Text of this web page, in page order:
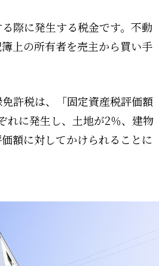
際に発生する税金です。不動
上の所有者を売主から買い手
許税は、「固定資産税評価額
れに発生し、土地が2％、建物
額に対してかけられることに